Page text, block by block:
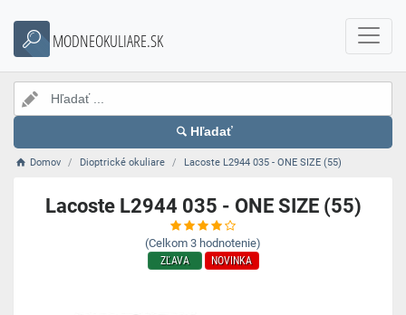
MODNEOKULIARE.SK
Hľadať
Domov Dioptrické okuliare Lacoste L2944 035 - ONE SIZE (55)
Lacoste L2944 035 - ONE SIZE (55)
(Celkom 3 hodnotenie)
ZĽAVA NOVINKA